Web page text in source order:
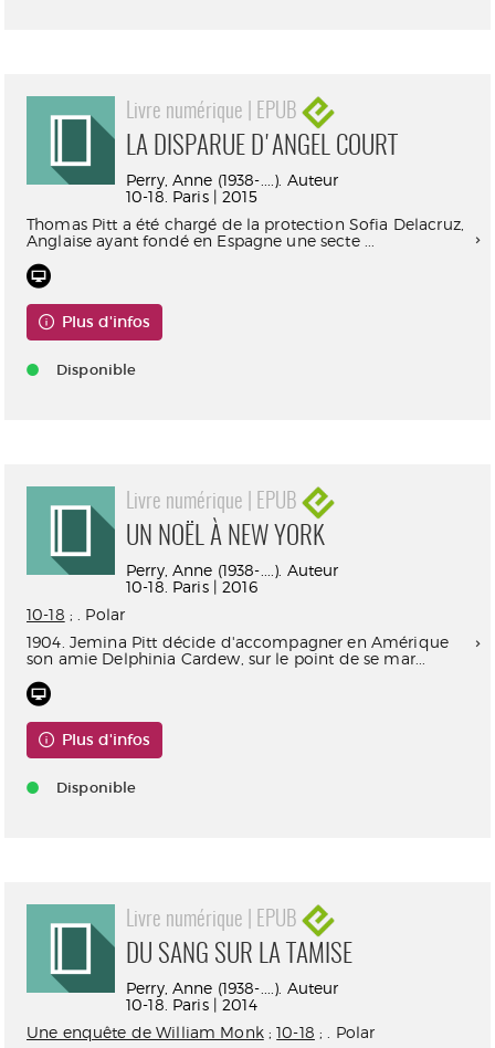
Livre numérique | EPUB
LA DISPARUE D'ANGEL COURT
Perry, Anne (1938-....). Auteur
10-18. Paris | 2015
Thomas Pitt a été chargé de la protection Sofia Delacruz,
Anglaise ayant fondé en Espagne une secte ...
Plus d'infos
Disponible
Livre numérique | EPUB
UN NOËL À NEW YORK
Perry, Anne (1938-....). Auteur
10-18. Paris | 2016
10-18 ; . Polar
1904. Jemina Pitt décide d'accompagner en Amérique
son amie Delphinia Cardew, sur le point de se mar...
Plus d'infos
Disponible
Livre numérique | EPUB
DU SANG SUR LA TAMISE
Perry, Anne (1938-....). Auteur
10-18. Paris | 2014
Une enquête de William Monk;10-18 ; . Polar